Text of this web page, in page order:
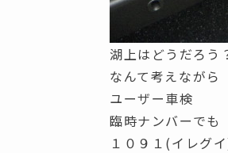
湖上はどうだろう
なんて考えながら
ユーザー車検
臨時ナンバーでも
１０９１(イレグ